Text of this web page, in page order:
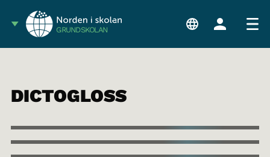
GRUNDSKOLAN
DICTOGLOSS